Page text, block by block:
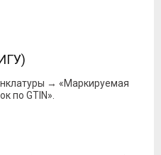
→ «Маркируемая
по GTIN».